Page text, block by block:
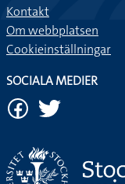
Kontakt
Om webbplatsen
Cookieinställningar
SOCIALA MEDIER